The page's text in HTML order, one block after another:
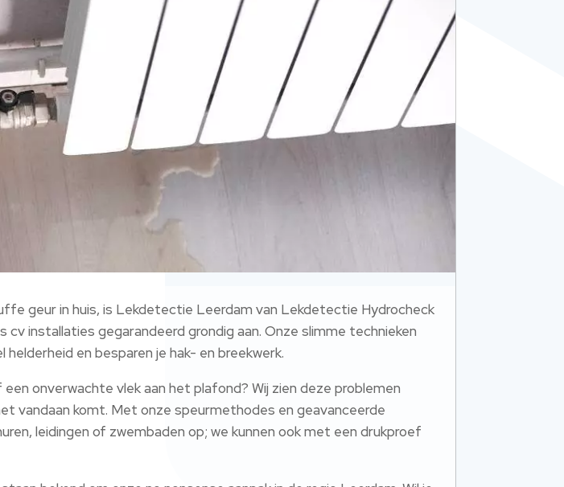
geur in huis, is Lekdetectie Leerdam van Lekdetectie Hydrocheck
cv installaties gegarandeerd grondig aan.​ Onze slimme technieken
en besparen je hak- en breekwerk.​
onverwachte vlek aan het plafond? Wij zien deze problemen
vandaan komt.​ Met onze speurmethodes en geavanceerde
leidingen of zwembaden op; we kunnen ook met een drukproef